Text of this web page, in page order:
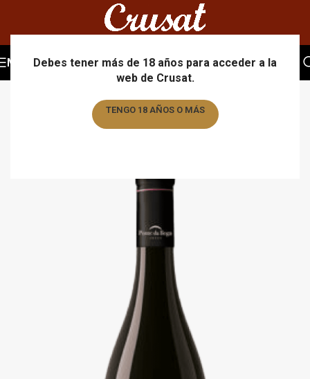
Debes tener más de 18 años para acceder a la
web de Crusat.
TENGO 18 AÑOS O MÁS
MENU